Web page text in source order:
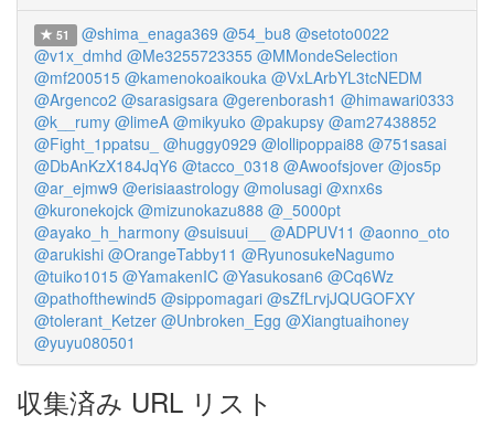
51 @shima_enaga369 @54_bu8 @setoto0022
@v1x_dmhd @Me3255723355 @MMondeSelection
@mf200515 @kamenokoaikouka @VxLArbYL3tcNEDM
@Argenco2 @sarasigsara @gerenborash1 @himawari0333
@k__rumy @limeA @mikyuko @pakupsy @am27438852
@Fight_1ppatsu_
@huggy0929 @lollipoppai88 @751sasai
@DbAnKzX184JqY6 @tacco_0318 @Awoofsjover @jos5p
@ar_ejmw9 @erisiaastrology @molusagi @xnx6s
@kuronekojck @mizunokazu888 @_5000pt
@ayako_h_harmony @suisuui__ @ADPUV11 @aonno_oto
@arukishi @OrangeTabby11 @RyunosukeNagumo
@tuiko1015 @YamakenIC @Yasukosan6 @Cq6Wz
@pathofthewind5 @sippomagari @sZfLrvjJQUGOFXY
@tolerant_Ketzer @Unbroken_Egg @Xiangtuaihoney
@yuyu080501
収集済み URL リスト